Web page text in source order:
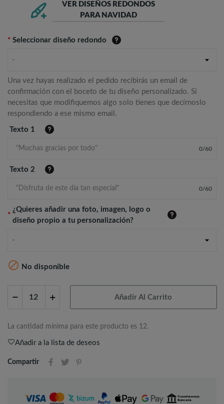
VER DISEÑOS REDONDOS
PARA NAVIDAD
* Seleccionar diseño redondo
-
Una vez hayas realizado el pedido recibirás un email de
confirmación con el boceto de tu diseño personalizado. Si
necesitas que modifiquemos algo solo tienes que decírnoslo
respondiendo a ese mismo email.
Texto 1
0/60
Texto 2
0/60
*
¿Quieres añadir una foto, imagen, logo o
diseño propio a tu personalización?
-
 No disponible
Añadir Al Carrito
La cantidad mínima para este producto es 12.
Añadir a la lista de deseos
Compartir